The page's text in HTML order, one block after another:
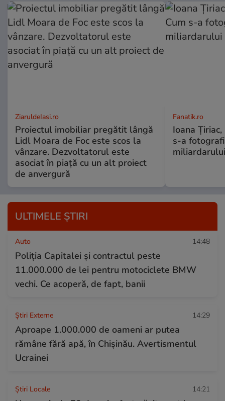
ZiaruldeIasi.ro
Proiectul imobiliar pregătit lângă
Lidl Moara de Foc este scos la
vânzare. Dezvoltatorul este
asociat în piață cu un alt proiect
de anvergură
Fanatik.ro
Ioana
s-a
ULTIMELE ȘTIRI
Auto 14:48
Poliția Capitalei și contractul peste
11.000.000 de lei pentru motociclete BMW
vechi. Ce acoperă, de fapt, banii
Știri Externe 14:29
Aproape 1.000.000 de oameni ar putea
rămâne fără apă, în Chișinău. Avertismentul
Ucrainei
Știri Locale 14:21